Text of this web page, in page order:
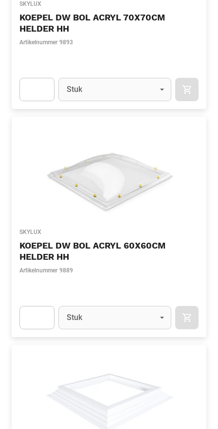
SKYLUX
KOEPEL DW BOL ACRYL 70X70CM
HELDER HH
Artikelnummer 9893
Eenheid
Stuk
SKYLUX
KOEPEL DW BOL ACRYL 60X60CM
HELDER HH
Artikelnummer 9889
Eenheid
Stuk